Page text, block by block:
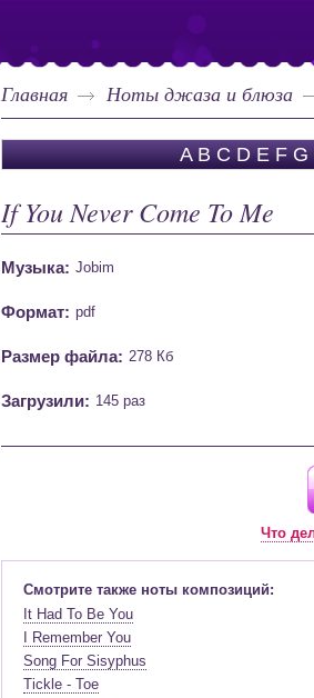
Главная Ноты джаза и блюза
A B C D E F G
If You Never Come To Me
Музыка: Jobim
Формат: pdf
Размер файла: 278 Кб
Загрузили: 145 раз
Что
Смотрите также ноты композиций:
It Had To Be You
I Remember You
Song For Sisyphus
Tickle - Toe